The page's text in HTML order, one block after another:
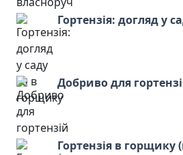
Гортензія: догляд у
Добриво для
Гортензія в горщику